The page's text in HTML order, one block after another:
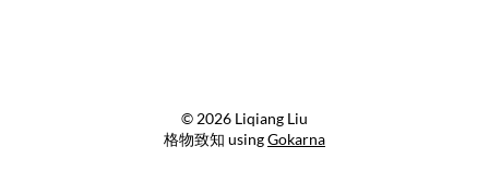
© 2026 Liqiang Liu
格物致知 usingGokarna